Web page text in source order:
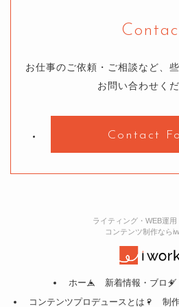
お仕事のご依頼・ご相談など、
お問い合わせくだ
Contact
ライティング・WEB運用
コンテンツ制作なら
ホーム 新着情報・ブログ
コンテンツプロデュースとは？
制